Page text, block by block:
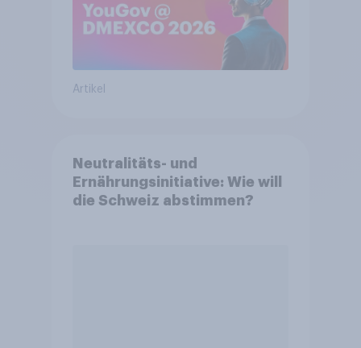
Artikel
Neutralitäts- und
Ernährungsinitiative: Wie will
die Schweiz abstimmen?